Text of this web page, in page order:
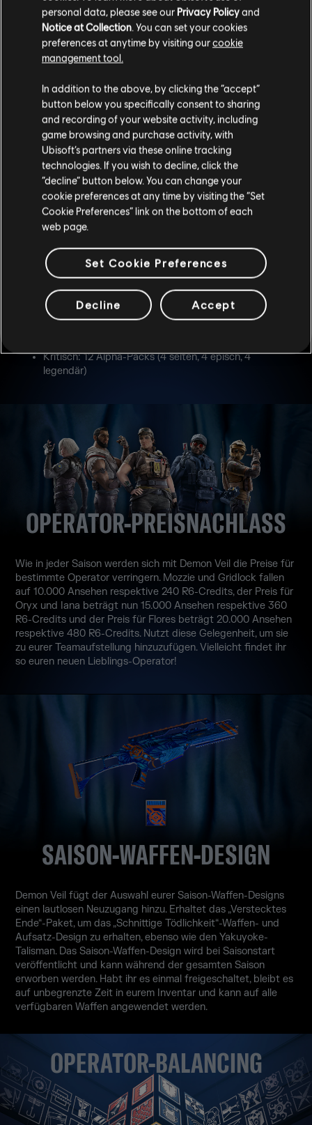
Wie bereits angekündigt hat das Team an einem Programm
gearbeitet, um Spieler:innen für die Meldung von Bugs auf
R6Fix zu belohnen. Und die erste Version dieses Programms
stehen.
Um euch für eine Belohnung zu qualifizieren, müsst ihr
während der Saison ein Problem melden (entweder auf dem
Testserver oder Live), und der Status des Problems muss zu
„Wird untersucht“ wechseln. Ihr erhaltet eine Belohnung pro
Saison – diese wird durch den höchsten Schweregrad eurer
eingegangenen Meldungen bestimmt. Die Belohnung für jede
Saison wird während des Testservers der folgenden Saison
eurem Konto im Live-Spiel gutgeschrieben.
BELOHNUNGEN
Deko-Objekte: 3 Alpha-Packs (1 selten, 1 episch, 1
legendär)
Spielbar: 6 Alpha-Packs (2 selten, 2 episch, 2 legendär)
Kritisch: 12 Alpha-Packs (4 selten, 4 episch, 4
legendär)
OPERATOR-PREISNACHLASS
Wie in jeder Saison werden sich mit Demon Veil die Preise für
bestimmte Operator verringern. Mozzie und Gridlock fallen
auf 10.000 Ansehen respektive 240 R6-Credits, der Preis für
Oryx und Iana beträgt nun 15.000 Ansehen respektive 360
R6-Credits und der Preis für Flores beträgt 20.000 Ansehen
respektive 480 R6-Credits. Nutzt diese Gelegenheit, um sie
zu eurer Teamaufstellung hinzuzufügen. Vielleicht findet ihr
so euren neuen Lieblings-Operator!
SAISON-WAFFEN-DESIGN
Demon Veil fügt der Auswahl eurer Saison-Waffen-Designs
einen lautlosen Neuzugang hinzu. Erhaltet das „Verstecktes
Ende“-Paket, um das „Schnittige Tödlichkeit“-Waffen- und
Aufsatz-Design zu erhalten, ebenso wie den Yakuyoke-
Talisman. Das Saison-Waffen-Design wird bei Saisonstart
veröffentlicht und kann während der gesamten Saison
erworben werden. Habt ihr es einmal freigeschaltet, bleibt es
auf unbegrenzte Zeit in eurem Inventar und kann auf alle
verfügbaren Waffen angewendet werden.
OPERATOR-BALANCING
personal data, please see our Privacy Policyand
Notice at Collection. You can set your cookies
preferences at anytime by visiting ourcookie
management tool.
In addition to the above, by clicking the “accept”
button below you specifically consent to sharing
and recording of your website activity, including
game browsing and purchase activity, with
Ubisoft’s partners via these online tracking
technologies. If you wish to decline, click the
“decline” button below. You can change your
cookie preferences at any time by visiting the “Set
Cookie Preferences” link on the bottom of each
web page.
Set Cookie Preferences
Decline Accept